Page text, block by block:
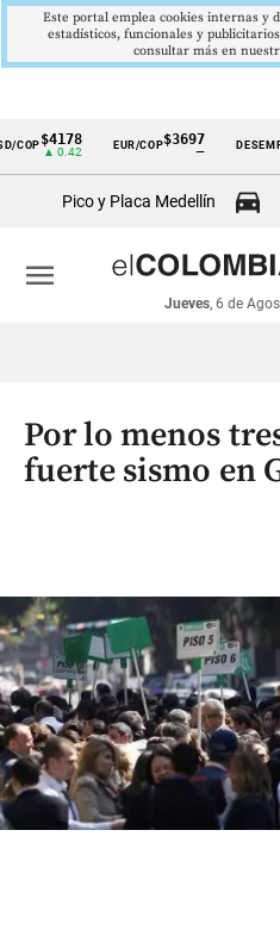
Cintillo
económicos
Colombia
$4178
▲ 0.42
EUR/COP$3697
Pico y Placa Medellín
Jueves, 6 de
menu
Por lo menos
fuerte sismo en
Este portal emplea cookies internas y
estadísticos, funcionales y
consultar más en